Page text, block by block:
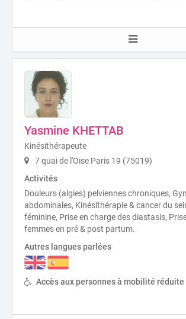
Yasmine KHETTAB
Kinésithérapeute
7 quai de l'Oise Paris 19 (75019)
Activités
Douleurs (algies) pelviennes chroniques,
abdominales, Kinésithérapie & cancer du
féminine, Prise en charge des diastasis,
femmes en pré & post partum.
Autres langues parlées
Accès aux personnes à mobilité réduite